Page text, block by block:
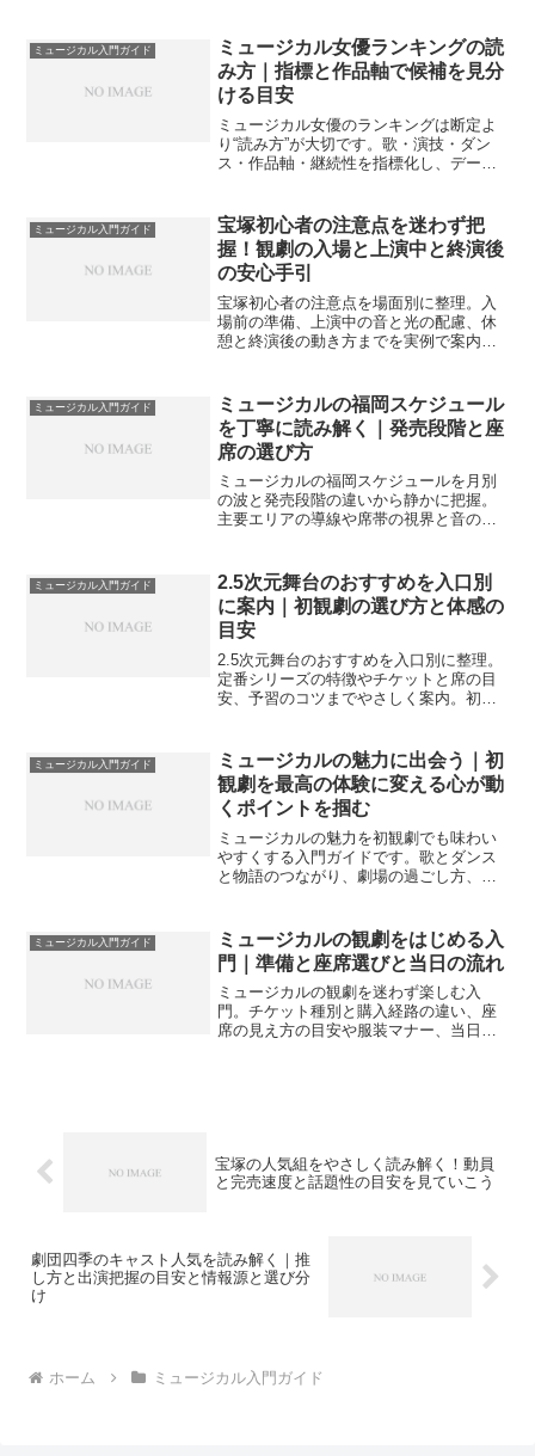
ミュージカル入門ガイド
ミュージカル女優ランキングの読
み方｜指標と作品軸で候補を見分
ける目安
ミュージカル女優のランキングは断定よ
り“読み方”が大切です。歌・演技・ダン
ス・作品軸・継続性を指標化し、データ
ミュージカル入門ガイド
宝塚初心者の注意点を迷わず把
握！観劇の入場と上演中と終演後
の安心手引
宝塚初心者の注意点を場面別に整理。入
場前の準備、上演中の音と光の配慮、休
憩と終演後の動き方までを実例で案内
ミュージカル入門ガイド
ミュージカルの福岡スケジュール
を丁寧に読み解く｜発売段階と座
席の選び方
ミュージカルの福岡スケジュールを月別
の波と発売段階の違いから静かに把握。
主要エリアの導線や席帯の視界と音の目
ミュージカル入門ガイド
2.5次元舞台のおすすめを入口別
に案内｜初観劇の選び方と体感の
目安
2.5次元舞台のおすすめを入口別に整理。
定番シリーズの特徴やチケットと席の目
安、予習のコツまでやさしく案内。初観
ミュージカル入門ガイド
ミュージカルの魅力に出会う｜初
観劇を最高の体験に変える心が動
くポイントを掴む
ミュージカルの魅力を初観劇でも味わい
やすくする入門ガイドです。歌とダンス
と物語のつながり、劇場の過ごし方、作
ミュージカル入門ガイド
ミュージカルの観劇をはじめる入
門｜準備と座席選びと当日の流れ
ミュージカルの観劇を迷わず楽しむ入
門。チケット種別と購入経路の違い、座
席の見え方の目安や服装マナー、当日の
宝塚の人気組をやさしく読み解く！動員
と完売速度と話題性の目安を見ていこう
劇団四季のキャスト人気を読み解く｜推
し方と出演把握の目安と情報源と選び分
け
ホーム ミュージカル入門ガイド